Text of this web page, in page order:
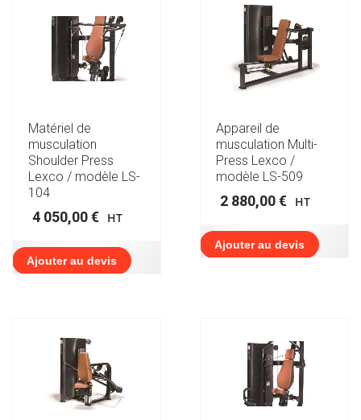
Matériel de
musculation
Shoulder Press
Lexco / modèle LS-
104
4 050,00€ HT
Ajouter au devis
Appareil de
musculation Multi-
Press Lexco /
modèle LS-509
2 880,00€ HT
Ajouter au devis